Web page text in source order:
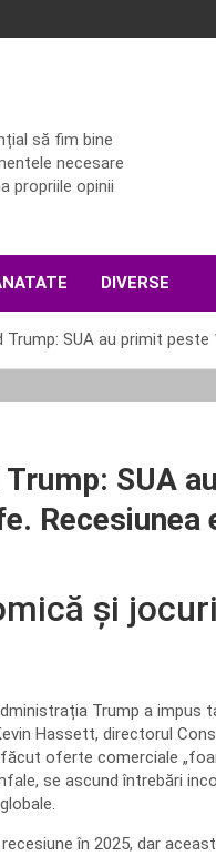
să fim bine
necesare
propriile opinii
DIVERSE
Trump: SUA au primit
SUA
Recesiunea
și
Trump a impus
Hassett, directorul
oferte comerciale
se ascund întrebări
în 2025, dar